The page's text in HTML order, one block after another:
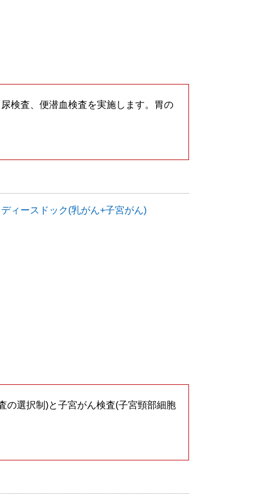
検査、便潜血検査を実施します。胃の
の選択制)と子宮がん検査(子宮頸部細胞